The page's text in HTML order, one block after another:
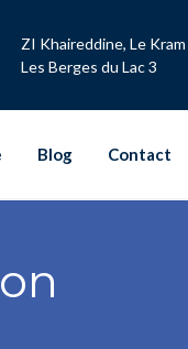
ZI Khaireddine, Le Kram
Les Berges du Lac 3
Blog Contact